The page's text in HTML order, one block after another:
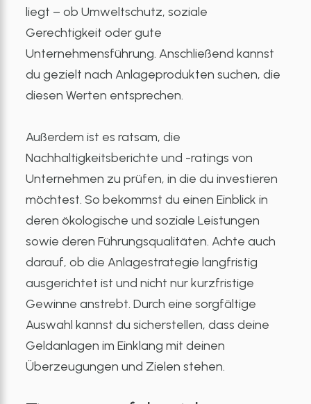
liegt – ob Umweltschutz, soziale
Gerechtigkeit oder gute
Unternehmensführung. Anschließend kannst
du gezielt nach Anlageprodukten suchen, die
diesen Werten entsprechen.
Außerdem ist es ratsam, die
Nachhaltigkeitsberichte und -ratings von
Unternehmen zu prüfen, in die du investieren
möchtest. So bekommst du einen Einblick in
deren ökologische und soziale Leistungen
sowie deren Führungsqualitäten. Achte auch
darauf, ob die Anlagestrategie langfristig
ausgerichtet ist und nicht nur kurzfristige
Gewinne anstrebt. Durch eine sorgfältige
Auswahl kannst du sicherstellen, dass deine
Geldanlagen im Einklang mit deinen
Überzeugungen und Zielen stehen.